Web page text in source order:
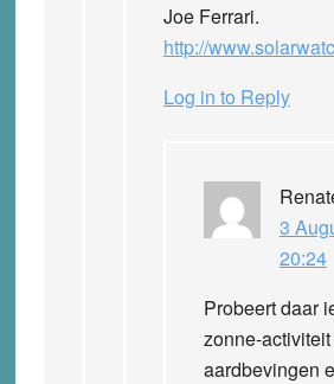
Joe Ferrari.
http://
Log in to Reply
3
20:24
Probeert daar
zonne-
aardbevingen